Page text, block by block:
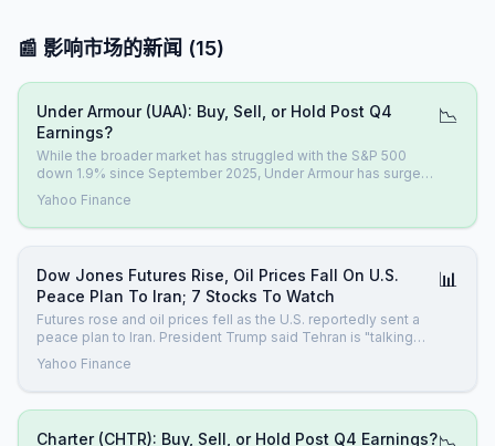
📰 影响市场的新闻 (15)
Under Armour (UAA): Buy, Sell, or Hold Post Q4
Earnings?
While the broader market has struggled with the S&P 500
down 1.9% since September 2025, Under Armour has surged
ahead as its stock price has climbed by 27.6% to $6.18 per
share. This was partly due to its solid quarterly results, and
the performance may have investors wondering how to
Yahoo Finance
📉
Dow Jones Futures Rise, Oil Prices Fall On U.S.
Peace Plan To Iran; 7 Stocks To Watch
Futures rose and oil prices fell as the U.S. reportedly sent a
peace plan to Iran. President Trump said Tehran is "talking
sense."
Yahoo Finance
📊
Charter (CHTR): Buy, Sell, or Hold Post Q4 Earnings?